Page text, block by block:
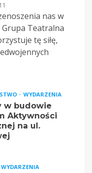
11
nas w
Grupa Teatralna
tę siłę,
WYDARZENIA
w budowie
Aktywności
na ul.
WYDARZENIA